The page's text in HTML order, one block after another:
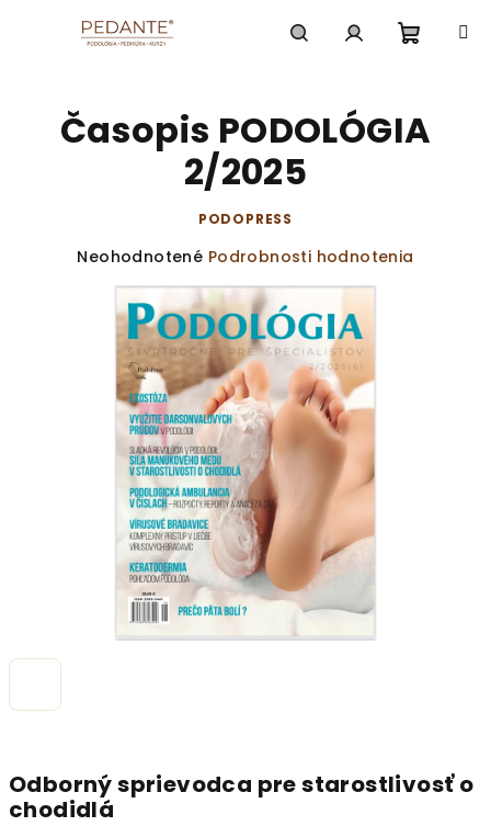
košík
Odborný sprievodca pre starostlivosť o
chodidlá
Časopis PODOLÓGIA
2/2025
PODOPRESS
Priemerné
produktu
hviezdičiek.
Neohodnotené Podrobnosti hodnotenia